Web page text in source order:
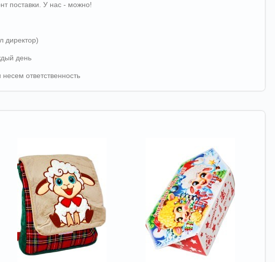
поставки. У нас - можно!
директор)
день
несем ответственность